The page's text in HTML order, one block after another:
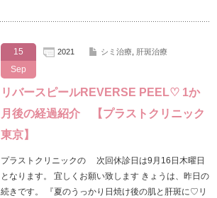
15
Sep
2021 シミ治療, 肝斑治療
リバースピールREVERSE PEEL♡ 1か
月後の経過紹介 【プラストクリニック
東京】
プラストクリニックの 次回休診日は9月16日木曜日
となります。 宜しくお願い致します きょうは、昨日の
続きです。 『夏のうっかり日焼け後の肌と肝斑に♡リ